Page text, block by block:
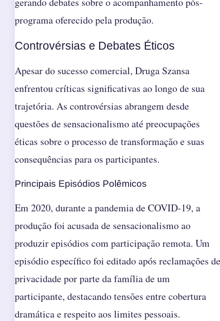
programa oferecido pela produção.
Controvérsias e Debates Éticos
Apesar do sucesso comercial, Druga Szansa
enfrentou críticas significativas ao longo de sua
trajetória. As controvérsias abrangem desde
questões de sensacionalismo até preocupações
éticas sobre o processo de transformação e suas
consequências para os participantes.
Principais Episódios Polêmicos
Em 2020, durante a pandemia de COVID-19, a
produção foi acusada de sensacionalismo ao
produzir episódios com participação remota. Um
episódio específico foi editado após reclamações de
privacidade por parte da família de um
participante, destacando tensões entre cobertura
dramática e respeito aos limites pessoais.